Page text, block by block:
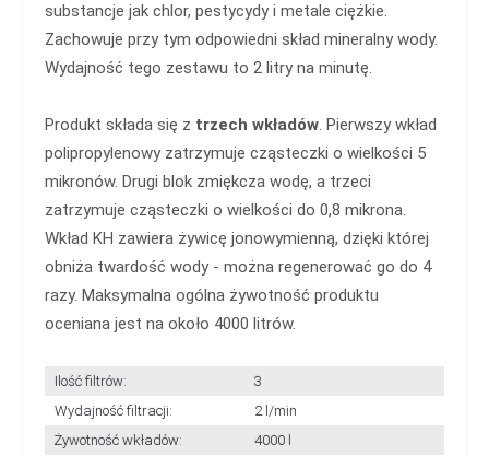
substancje jak chlor, pestycydy i metale ciężkie.
Zachowuje przy tym odpowiedni skład mineralny wody.
Wydajność tego zestawu to 2 litry na minutę.
Produkt składa się z trzech wkładów. Pierwszy wkład
polipropylenowy zatrzymuje cząsteczki o wielkości 5
mikronów. Drugi blok zmiękcza wodę, a trzeci
zatrzymuje cząsteczki o wielkości do 0,8 mikrona.
Wkład KH zawiera żywicę jonowymienną, dzięki której
obniża twardość wody - można regenerować go do 4
razy. Maksymalna ogólna żywotność produktu
oceniana jest na około 4000 litrów.
Ilość filtrów:
3
Wydajność filtracji:
2 l/min
Żywotność wkładów:
4000 l